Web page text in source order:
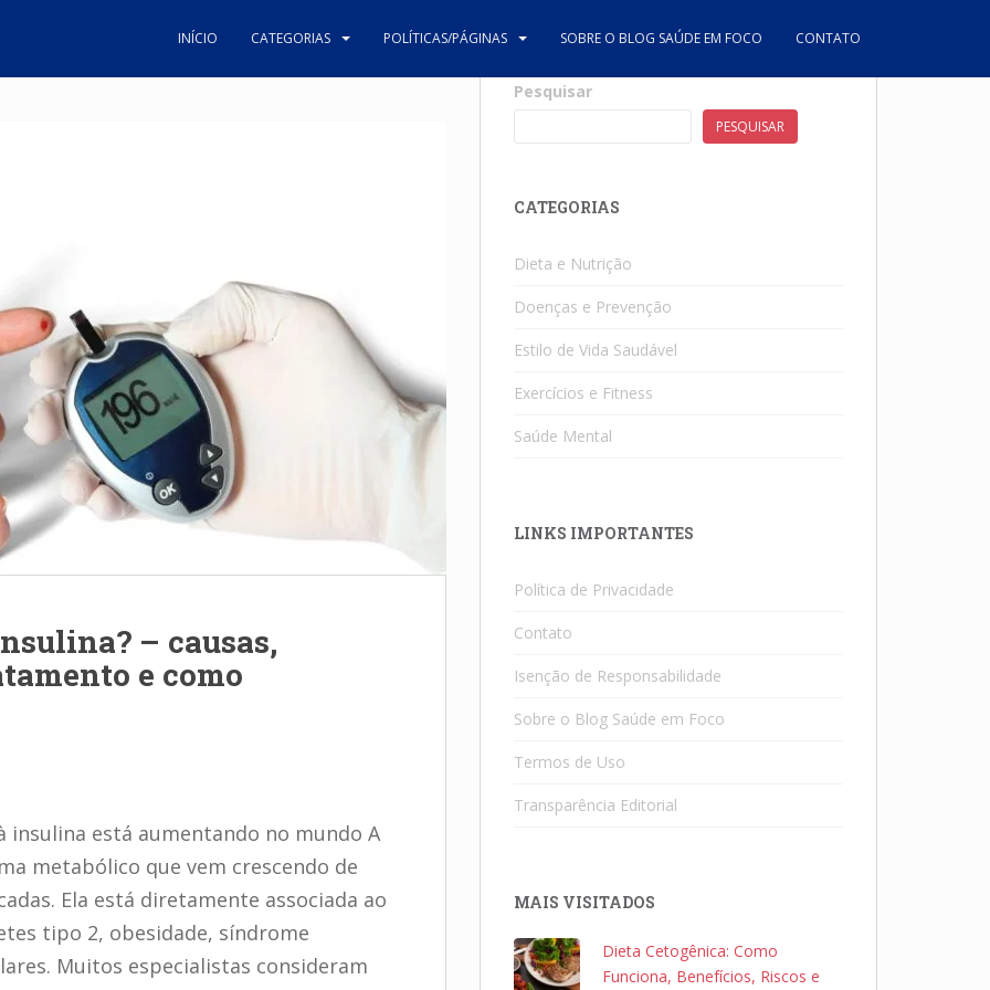
INÍCIO CATEGORIAS POLÍTICAS/PÁGINAS SOBRE O BLOG SAÚDE EM FOCO CONTATO
– causas,
e como
insulina está aumentando no mundo A
metabólico que vem crescendo de
Ela está diretamente associada ao
tipo 2, obesidade, síndrome
Muitos especialistas consideram
Pesquisar
PESQUISAR
CATEGORIAS
Dieta e Nutrição
Doenças e Prevenção
Estilo de Vida Saudável
Exercícios e Fitness
Saúde Mental
LINKS IMPORTANTES
Política de Privacidade
Contato
Isenção de Responsabilidade
Sobre o Blog Saúde em Foco
Termos de Uso
Transparência Editorial
MAIS VISITADOS
Dieta Cetogênica: Como
Funciona, Benefícios, Riscos e